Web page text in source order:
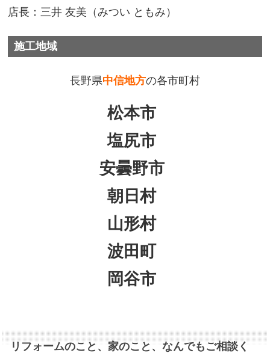
店長：三井 友美（みつい ともみ）
施工地域
長野県中信地方の各市町村
松本市
塩尻市
安曇野市
朝日村
山形村
波田町
岡谷市
リフォームのこと、家のこと、なんでもご相談く